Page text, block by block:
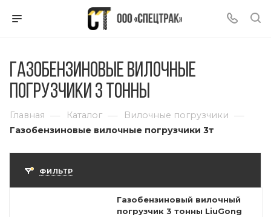
Газобензиновые вилочные
погрузчики 3 тонны
Главная — Каталог — Вилочные погрузчики —
Газобензиновые вилочные погрузчики 3т
ФИЛЬТР
Газобензиновый вилочный
погрузчик 3 тонны LiuGong